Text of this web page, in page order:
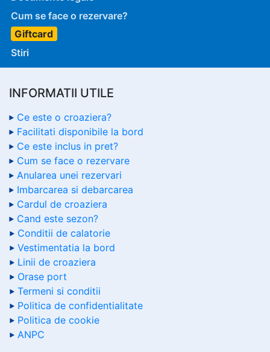
Cum se face o rezervare?
Giftcard
Stiri
INFORMATII UTILE
Ce este o croaziera?
Facilitati disponibile la bord
Ce este inclus in pret?
Cum se face o rezervare
Anularea unei rezervari
Imbarcarea si debarcarea
Cardul de croaziera
Cand este sezon?
Conditii de calatorie
Vestimentatia la bord
Linii de croaziera
Orase port
Termeni si conditii
Politica de confidentialitate
Politica de cookie
ANPC